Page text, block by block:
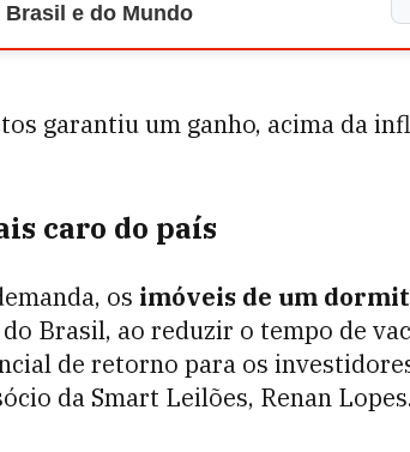
e do Mundo
garantiu um ganho, acima da
caro do país
os imóveis de um
Brasil, ao reduzir o tempo de
de retorno para os
da Smart Leilões, Renan